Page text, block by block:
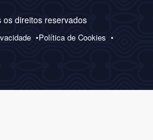
direitos reservados
Política de Cookies